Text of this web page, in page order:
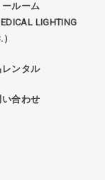
ールーム
LIGHTING
レンタル
い合わせ